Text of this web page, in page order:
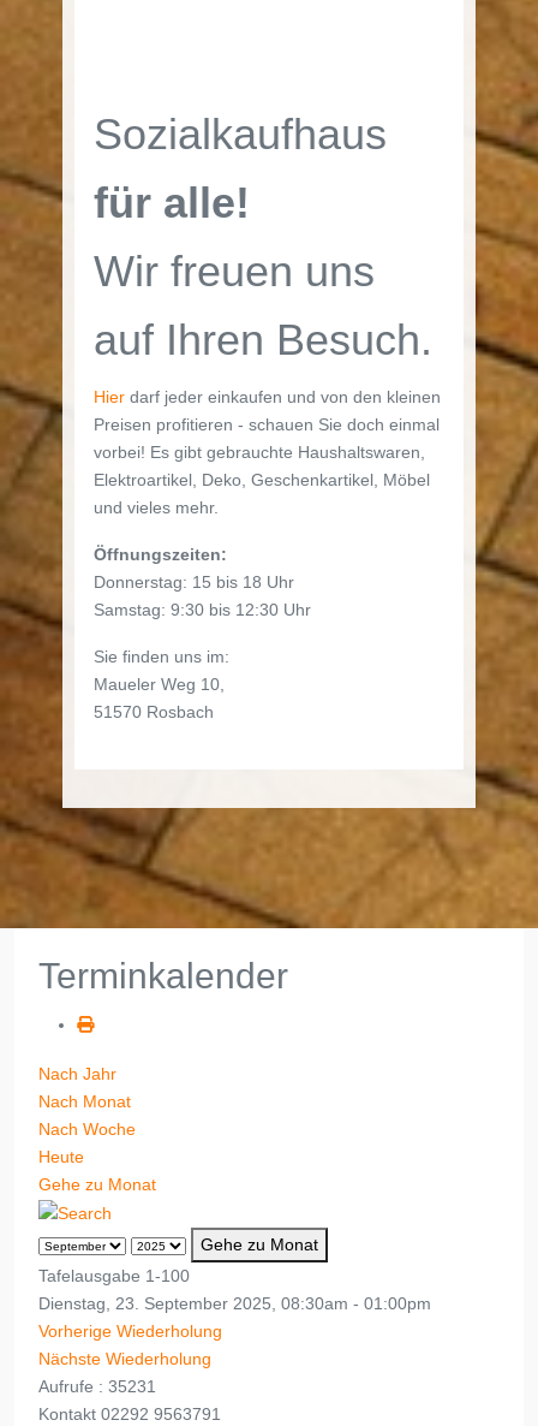
Sozialkaufhaus
für alle!
Wir freuen uns
auf Ihren Besuch.
Hier darf jeder einkaufen und von den kleinen
Preisen profitieren - schauen Sie doch einmal
vorbei! Es gibt gebrauchte Haushaltswaren,
Elektroartikel, Deko, Geschenkartikel, Möbel
und vieles mehr.
Öffnungszeiten:
Donnerstag: 15 bis 18 Uhr
Samstag: 9:30 bis 12:30 Uhr
Sie finden uns im:
Maueler Weg 10,
51570 Rosbach
Terminkalender
Nach Jahr
Nach Monat
Nach Woche
Heute
Gehe zu Monat
Gehe zu Monat
Tafelausgabe 1-100
Dienstag, 23. September 2025, 08:30am - 01:00pm
Vorherige Wiederholung
Nächste Wiederholung
Aufrufe : 35231
Kontakt 02292 9563791